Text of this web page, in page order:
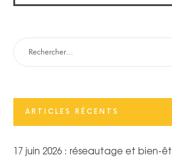
RECHERCHER :
ARTICLES RÉCENTS
17 juin 2026 : réseautage et bien-